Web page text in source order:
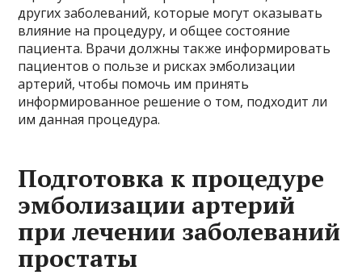
других заболеваний, которые могут оказывать
влияние на процедуру, и общее состояние
пациента. Врачи должны также информировать
пациентов о пользе и рисках эмболизации
артерий, чтобы помочь им принять
информированное решение о том, подходит ли
им данная процедура.
Подготовка к процедуре
эмболизации артерий
при лечении заболеваний
простаты